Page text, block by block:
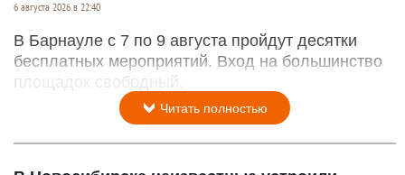
6 августа 2026 в 22:40
В Барнауле с 7 по 9 августа пройдут десятки
бесплатных мероприятий. Вход на большинство
площадок свободный.
Читать полностью